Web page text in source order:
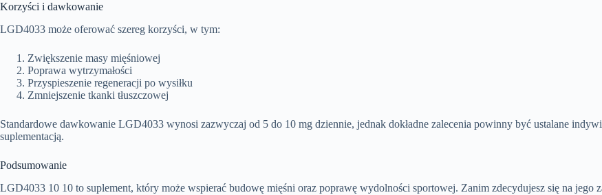
Korzyści i dawkowanie
LGD4033 może oferować szereg korzyści, w tym:
Zwiększenie masy mięśniowej
Poprawa wytrzymałości
Przyspieszenie regeneracji po wysiłku
Zmniejszenie tkanki tłuszczowej
Standardowe dawkowanie LGD4033 wynosi zazwyczaj od 5 do 10 mg dziennie, jednak dokładne zalecenia powinny być ustalane
suplementacją.
Podsumowanie
LGD4033 10 10 to suplement, który może wspierać budowę mięśni oraz poprawę wydolności sportowej. Zanim zdecydujesz się na jego